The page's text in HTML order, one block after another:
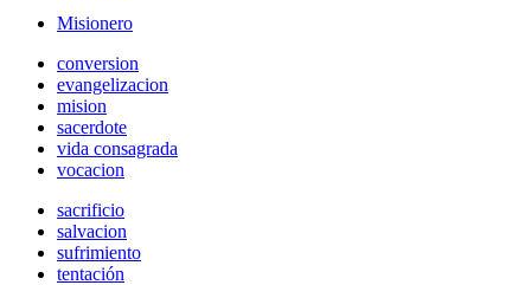
Misionero
conversion
evangelizacion
mision
sacerdote
vida consagrada
vocacion
sacrificio
salvacion
sufrimiento
tentación